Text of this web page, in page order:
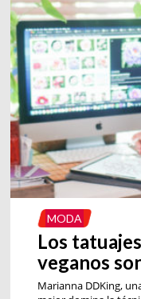
MODA
Los
veganos
Marianna DDKing,